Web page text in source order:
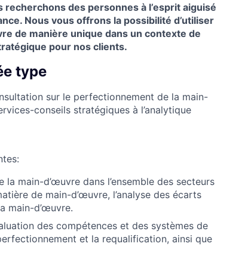
des personnes à l’esprit aiguisé
Nous vous offrons la possibilité d’utiliser
de manière unique dans un contexte de
pour nos clients.
type
sur le perfectionnement de la main-
conseils stratégiques à l’analytique
main-d’œuvre dans l’ensemble des secteurs
de main-d’œuvre, l’analyse des écarts
main-d’œuvre.
des compétences et des systèmes de
et la requalification, ainsi que